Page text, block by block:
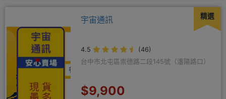
精選
宇宙通訊
4.5
(46)
台中市北屯區崇德路二段145號（瀋陽路口）
$9,900